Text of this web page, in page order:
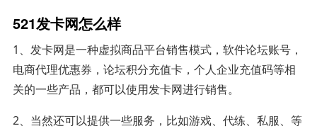
521发卡网怎么样
1、发卡网是一种虚拟商品平台销售模式，软件论坛账号，
电商代理优惠券，论坛积分充值卡，个人企业充值码等相
关的一些产品，都可以使用发卡网进行销售。
2、当然还可以提供一些服务，比如游戏、代练、私服、等